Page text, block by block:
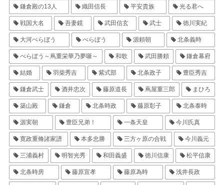
鎌倉殿の13人 織田信長 平安貴族 光る君へ
戦国大名 吾妻鏡 武田信玄 武士 徳川実紀
大河べらぼう べらぼう 源頼朝 北条義時
べらぼう～蔦重栄華乃夢噺～ 和歌 武田勝頼 鎌倉幕府
結婚 羽柴秀吉 紫式部 北条政子 豊臣秀吉
鎌倉武士 酒井忠次 藤原道長 蔦屋重三郎 まひろ
築山殿 鎌倉 北条時政 藤原彰子 北条泰時
源実朝 豊臣兄弟！ 一条天皇 今川氏真
寛政重脩諸家譜 本多忠勝 三方ヶ原の合戦 今川義元
三浦義村 明智光秀 和田義盛 徳川信康 松平信康
北条時房 藤原宣孝 藤原為時 浅井長政